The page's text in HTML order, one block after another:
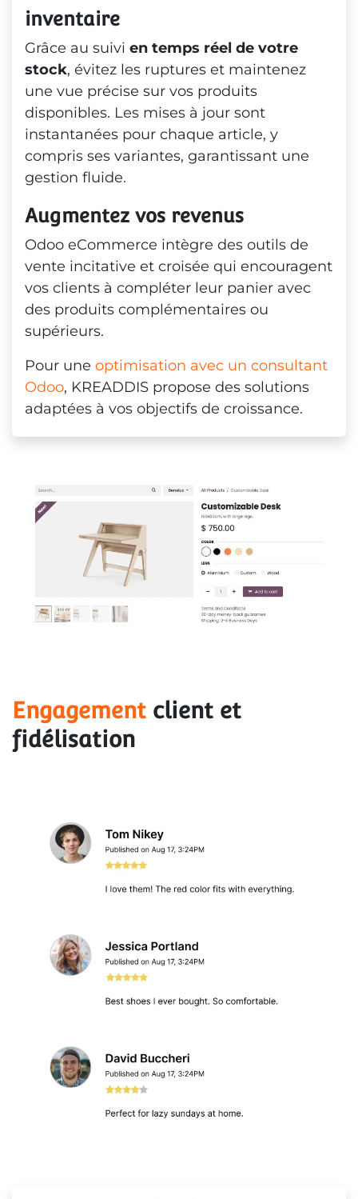
inventaire
Grâce au suivi en temps réel de votre
stock, évitez les ruptures et maintenez
une vue précise sur vos produits
disponibles. Les mises à jour sont
instantanées pour chaque article, y
compris ses variantes, garantissant une
gestion fluide.
Augmentez vos revenus
Odoo eCommerce intègre des outils de
vente incitative et croisée qui encouragent
vos clients à compléter leur panier avec
des produits complémentaires ou
supérieurs.
Pour une optimisation avec un consultant
Odoo, KREADDIS propose des solutions
adaptées à vos objectifs de croissance.
Engagement client et
fidélisation